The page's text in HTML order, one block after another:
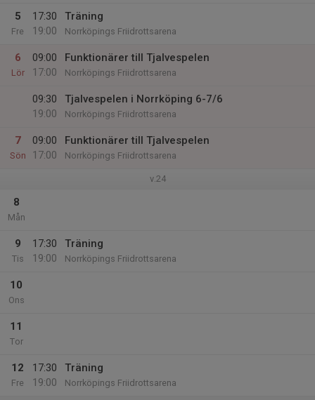
5
Fre
17:30
19:00
Träning
Norrköpings Friidrottsarena
6
Lör
09:00
17:00
Funktionärer till Tjalvespelen
Norrköpings Friidrottsarena
09:30
19:00
Tjalvespelen i Norrköping 6-7/6
Norrköpings Friidrottsarena
7
Sön
09:00
17:00
Funktionärer till Tjalvespelen
Norrköpings Friidrottsarena
v.24
8
Mån
9
Tis
17:30
19:00
Träning
Norrköpings Friidrottsarena
10
Ons
11
Tor
12
Fre
17:30
19:00
Träning
Norrköpings Friidrottsarena